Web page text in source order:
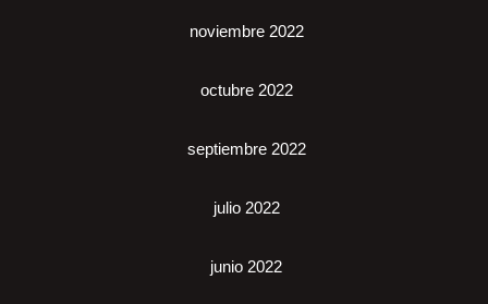
noviembre 2022
octubre 2022
septiembre 2022
julio 2022
junio 2022